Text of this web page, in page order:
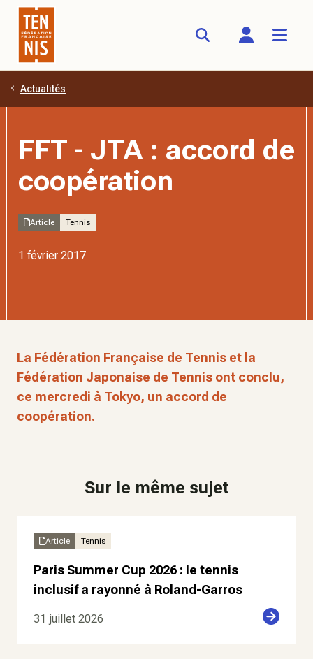
Aller au contenu principal
Actualités
FFT - JTA : accord de
coopération
Article Tennis
1 février 2017
La Fédération Française de Tennis et la
Fédération Japonaise de Tennis ont conclu,
ce mercredi à Tokyo, un accord de
coopération.
Sur le même sujet
Article Tennis
Paris Summer Cup 2026 : le tennis
inclusif a rayonné à Roland-Garros
31 juillet 2026